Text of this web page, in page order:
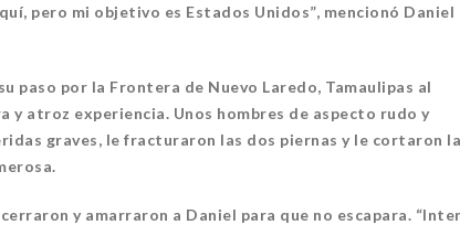
pero mi objetivo es Estados Unidos”, mencionó Daniel
paso por la Frontera de Nuevo Laredo, Tamaulipas al
atroz experiencia. Unos hombres de aspecto rudo y
graves, le fracturaron las dos piernas y le cortaron la
y amarraron a Daniel para que no escapara.